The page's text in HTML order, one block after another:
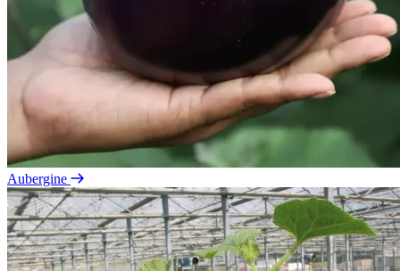
Aubergine